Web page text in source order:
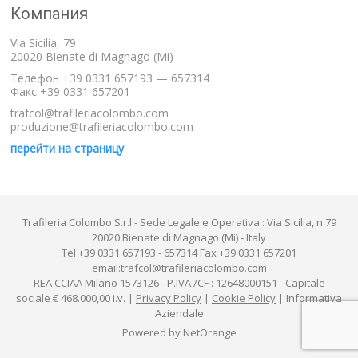
Компания
Via Sicilia, 79
20020 Bienate di Magnago (Mi)
Телефон +39 0331 657193 — 657314
Факс +39 0331 657201
trafcol@trafileriacolombo.com
produzione@trafileriacolombo.com
перейти на страницу
Trafileria Colombo S.r.l - Sede Legale e Operativa : Via Sicilia, n.79
20020 Bienate di Magnago (Mi) - Italy
Tel +39 0331 657193 - 657314 Fax +39 0331 657201
email:trafcol@trafileriacolombo.com
REA CCIAA Milano 1573126 - P.IVA /CF : 12648000151 - Capitale
sociale € 468.000,00 i.v. | Privacy Policy | Cookie Policy | Informativa
Aziendale
Powered by NetOrange